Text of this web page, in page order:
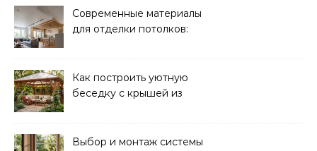
Современные материалы
для отделки потолков:
Как построить уютную
беседку с крышей из
Выбор и монтаж системы